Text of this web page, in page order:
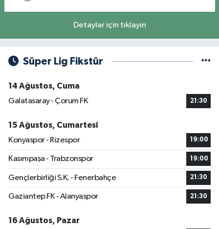
Detaylar için tıklayın
Süper Lig Fikstür
14 Ağustos, Cuma
Galatasaray - Çorum FK
21:30
15 Ağustos, Cumartesi
Konyaspor - Rizespor
19:00
Kasımpaşa - Trabzonspor 19:00
Gençlerbirliği S.K. - Fenerbahçe 21:30
Gaziantep FK - Alanyaspor 21:30
16 Ağustos, Pazar